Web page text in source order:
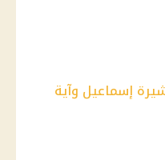
إسماعيل وآية